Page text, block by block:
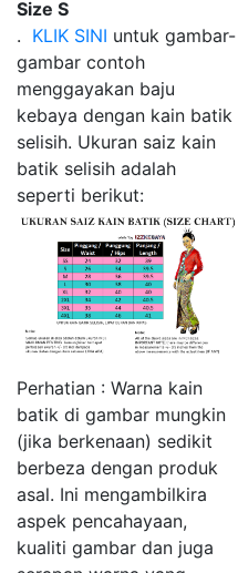
Size S
. KLIK SINI untuk gambar-
gambar contoh
menggayakan baju
kebaya dengan kain batik
selisih. Ukuran saiz kain
batik selisih adalah
seperti berikut:
Perhatian : Warna kain
batik di gambar mungkin
(jika berkenaan) sedikit
berbeza dengan produk
asal. Ini mengambilkira
aspek pencahayaan,
kualiti gambar dan juga